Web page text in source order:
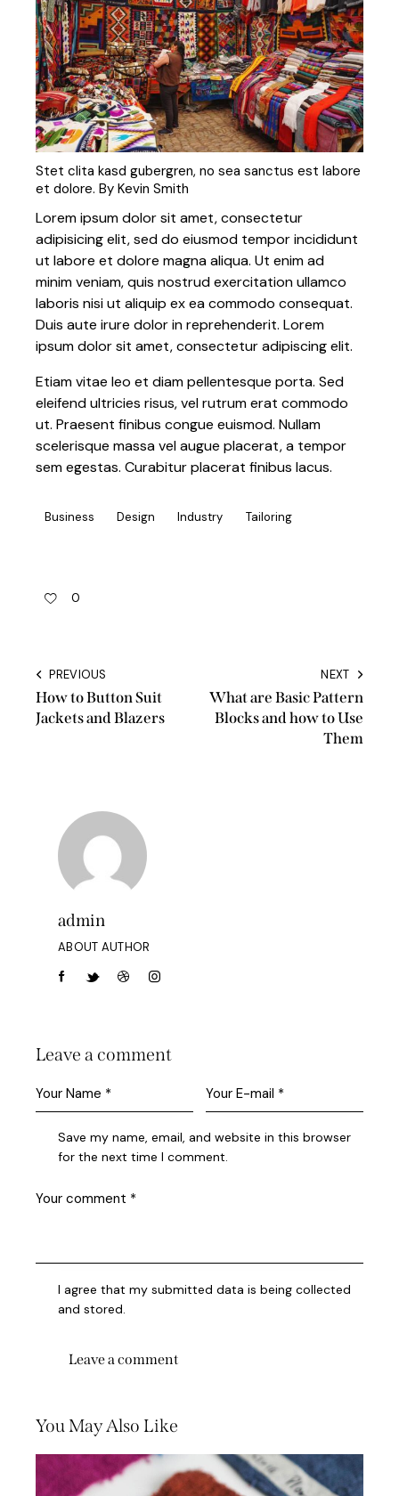
Stet clita kasd gubergren, no sea sanctus est labore
et dolore. By Kevin Smith
Lorem ipsum dolor sit amet, consectetur
adipisicing elit, sed do eiusmod tempor incididunt
ut labore et dolore magna aliqua. Ut enim ad
minim veniam, quis nostrud exercitation ullamco
laboris nisi ut aliquip ex ea commodo consequat.
Duis aute irure dolor in reprehenderit. Lorem
ipsum dolor sit amet, consectetur adipiscing elit.
Etiam vitae leo et diam pellentesque porta. Sed
eleifend ultricies risus, vel rutrum erat commodo
ut. Praesent finibus congue euismod. Nullam
scelerisque massa vel augue placerat, a tempor
sem egestas. Curabitur placerat finibus lacus.
Business Design Industry Tailoring
0
PREVIOUS
How to Button Suit
Jackets and Blazers
NEXT
What are Basic Pattern
Blocks and how to Use
Them
admin
ABOUT AUTHOR
Leave a comment
Save my name, email, and website in this browser
for the next time I comment.
I agree that my submitted data is being collected
and stored.
You May Also Like